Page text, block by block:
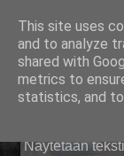
Näytetään
This site uses
and to analyze
shared with
metrics to
statistics, and